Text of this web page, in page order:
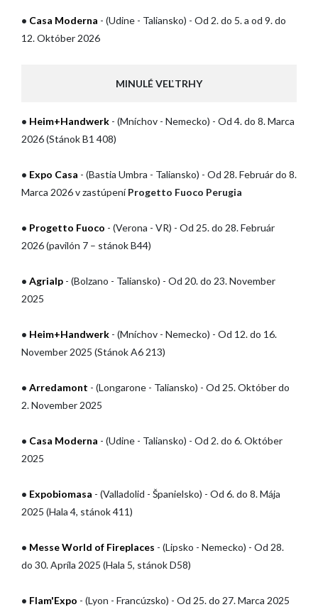
HOME
SPOLOČNOSŤ
KATALOGY
SPRÁVY
KONTAKTY
• Casa Moderna - (Udine - Taliansko) - Od 2. do 5. a od 9. do
12. Október 2026
MINULÉ VEĽTRHY
• Heim+Handwerk - (Mníchov - Nemecko) - Od 4. do 8. Marca
2026 (Stánok B1 408)
• Expo Casa - (Bastia Umbra - Taliansko) - Od 28. Február do 8.
Marca 2026 v zastúpeníProgetto Fuoco Perugia
• Progetto Fuoco - (Verona - VR) - Od 25. do 28. Február
2026 (pavilón 7 – stánok B44)
• Agrialp - (Bolzano - Taliansko) - Od 20. do 23. November
2025
• Heim+Handwerk - (Mníchov - Nemecko) - Od 12. do 16.
November 2025 (Stánok A6 213)
• Arredamont - (Longarone - Taliansko) - Od 25. Október do
2. November 2025
• Casa Moderna - (Udine - Taliansko) - Od 2. do 6. Október
2025
• Expobiomasa - (Valladolid - Španielsko) - Od 6. do 8. Mája
2025 (Hala 4, stánok 411)
• Messe World of Fireplaces - (Lipsko - Nemecko) - Od 28.
do 30. Apríla 2025 (Hala 5, stánok D58)
• Flam'Expo - (Lyon - Francúzsko) - Od 25. do 27. Marca 2025